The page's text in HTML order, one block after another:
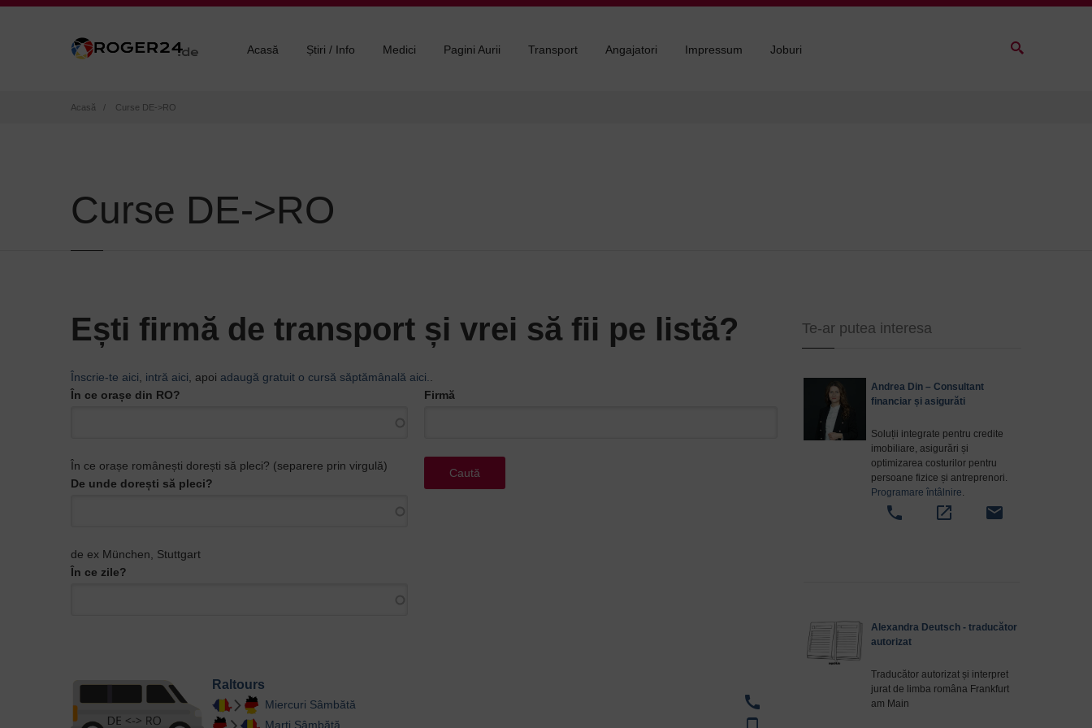
Acasă Știri / Info Medici Pagini Aurii Transport Angajatori Impressum Joburi
Breadcrumb
Acasă Curse DE->RO
Curse DE->RO
Ești firmă de transport și vrei să fii pe listă?
Înscrie-te aici intră aici , apoi adaugă gratuit o cursă săptămânală aici.
În ce orașe din RO?
În ce orașe românești dorești să pleci? (separere prin virgulă)
De unde dorești să pleci?
de ex München, Stuttgart
În ce zile?
Firmă
Raltours
Miercuri Sâmbătă
Marți Sâmbătă
call
Te-ar putea interesa
Andrea Din – Consultant
financiar și asigurăti
Soluții integrate pentru credite
imobiliare, asigurări și
optimizarea costurilor pentru
persoane fizice și antreprenori.
Programare întâlnire.
phone open_in_new email
Alexandra Deutsch - traducător
autorizat
Traducător autorizat și interpret
jurat de limba româna Frankfurt
am Main